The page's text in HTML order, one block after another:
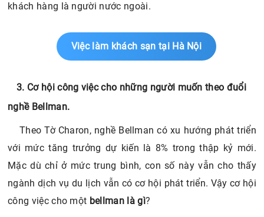
khách hàng là người nước ngoài.
Việc làm khách sạn tại Hà Nội
3. Cơ hội công việc cho những người muốn theo đuổi
nghề Bellman.
Theo Tờ Charon, nghề Bellman có xu hướng phát triển
với mức tăng trưởng dự kiến là 8% trong thập kỷ mới.
Mặc dù chỉ ở mức trung bình, con số này vẫn cho thấy
ngành dịch vụ du lịch vẫn có cơ hội phát triển. Vậy cơ hội
công việc cho một bellman là gì?